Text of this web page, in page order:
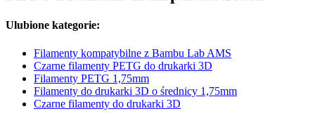
Ulubione kategorie:
Filamenty kompatybilne z Bambu Lab AMS
Czarne filamenty PETG do drukarki 3D
Filamenty PETG 1,75mm
Filamenty do drukarki 3D o średnicy 1,75mm
Czarne filamenty do drukarki 3D